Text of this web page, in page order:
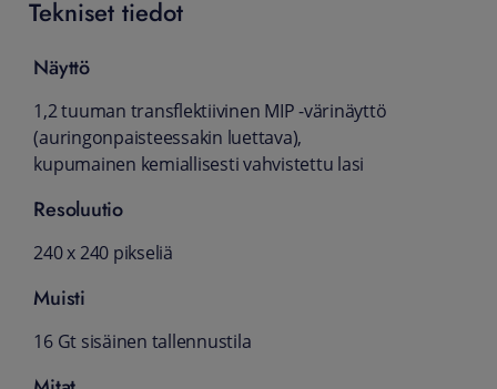
Tekniset tiedot
Näyttö
1,2 tuuman transflektiivinen MIP -värinäyttö
(auringonpaisteessakin luettava),
kupumainen kemiallisesti vahvistettu lasi
Resoluutio
240 x 240 pikseliä
Muisti
16 Gt sisäinen tallennustila